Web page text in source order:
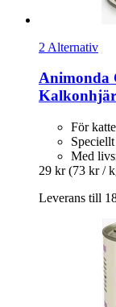
2 Alternativ
Animonda
För
Med
29 kr (73 kr /
Leverans till